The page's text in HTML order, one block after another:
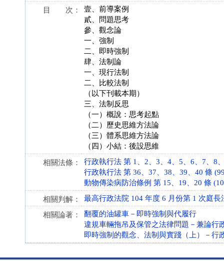
目 次：
壹、前導案例
貳、問題思考
參、觀念論
一、強制
二、即時強制
肆、法制論
一、現行法制
二、比較法制
（以下刊載本期）
三、法制反思
（一）概說：思考起點
（二）歷史思維方法論
（三）體系思維方法論
（四）小結：後設思維
相關法條：
行政執行法 第 1、2、3、4、5、6、7、8
行政執行法 第 36、37、38、39、40 條
動物傳染病防治條例 第 15、19、20 條
相關判解： 最高行政法院 104 年度 6 月份第 1 次庭
相關論著：
翻覆的油罐車－即時強制與代履行
違規車輛拖吊及保管之法律問題－兼論行
即時強制的觀念、法制與實踐（上）－行